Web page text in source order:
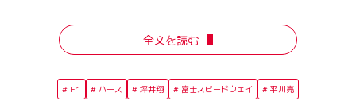
全文を読む
F1 ハース 坪井翔 富士スピードウェイ 平川亮